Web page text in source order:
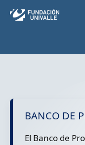
BANCO DE
El Banco de